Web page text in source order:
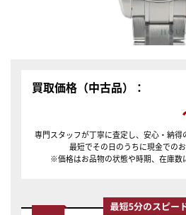
買取価格（中古品）：
専門スタッフが丁寧に査定し、安心・納得
最短でその日のうちに現金でのお
※価格はお品物の状態や時期、在庫数